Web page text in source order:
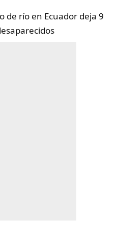
de río en Ecuador deja 9